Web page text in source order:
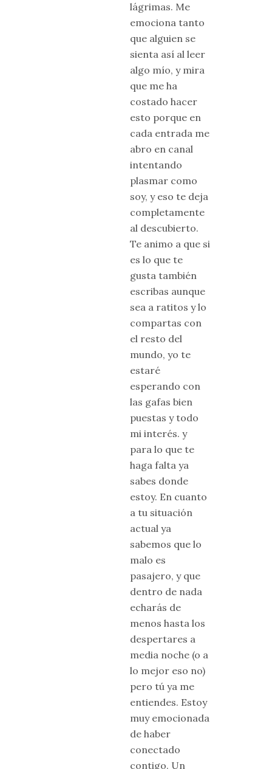
lágrimas. Me
emociona tanto
que alguien se
sienta así al leer
algo mío, y mira
que me ha
costado hacer
esto porque en
cada entrada me
abro en canal
intentando
plasmar como
soy, y eso te deja
completamente
al descubierto.
Te animo a que si
es lo que te
gusta también
escribas aunque
sea a ratitos y lo
compartas con
el resto del
mundo, yo te
estaré
esperando con
las gafas bien
puestas y todo
mi interés. y
para lo que te
haga falta ya
sabes donde
estoy. En cuanto
a tu situación
actual ya
sabemos que lo
malo es
pasajero, y que
dentro de nada
echarás de
menos hasta los
despertares a
media noche (o a
lo mejor eso no)
pero tú ya me
entiendes. Estoy
muy emocionada
de haber
conectado
contigo. Un